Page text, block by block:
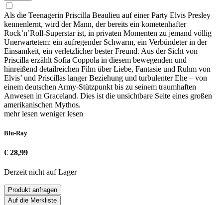
Als die Teenagerin Priscilla Beaulieu auf einer Party Elvis Presley
kennenlernt, wird der Mann, der bereits ein kometenhafter
Rock’n’Roll-Superstar ist, in privaten Momenten zu jemand völlig
Unerwartetem: ein aufregender Schwarm, ein Verbündeter in der
Einsamkeit, ein verletzlicher bester Freund. Aus der Sicht von
Priscilla erzählt Sofia Coppola in diesem bewegenden und
hinreißend detailreichen Film über Liebe, Fantasie und Ruhm von
Elvis’ und Priscillas langer Beziehung und turbulenter Ehe – von
einem deutschen Army-Stützpunkt bis zu seinem traumhaften
Anwesen in Graceland. Dies ist die unsichtbare Seite eines großen
amerikanischen Mythos.
mehr lesen weniger lesen
Blu-Ray
€ 28,99
Derzeit nicht auf Lager
Produkt anfragen
Auf die Merkliste